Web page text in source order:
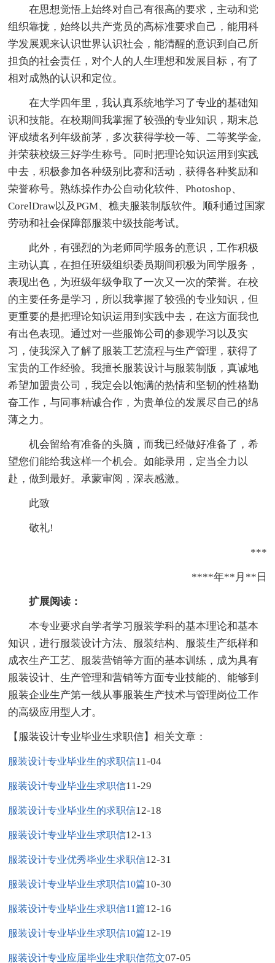
在思想觉悟上始终对自己有很高的要求，主动和党
组织靠拢，始终以共产党员的高标准要求自己，能用科
学发展观来认识世界认识社会，能清醒的意识到自己所
担负的社会责任，对个人的人生理想和发展目标，有了
相对成熟的认识和定位。
在大学四年里，我认真系统地学习了专业的基础知
识和技能。在校期间我掌握了较强的专业知识，期末总
评成绩名列年级前茅，多次获得学校一等、二等奖学金,
并荣获校级三好学生称号。同时把理论知识运用到实践
中去，积极参加各种级别比赛和活动，获得各种奖励和
荣誉称号。熟练操作办公自动化软件、Photoshop、
CorelDraw以及PGM、樵夫服装制版软件。顺利通过国家
劳动和社会保障部服装中级技能考试。
此外，有强烈的为老师同学服务的意识，工作积极
主动认真，在担任班级组织委员期间积极为同学服务，
表现出色，为班级年级争取了一次又一次的荣誉。在校
的主要任务是学习，所以我掌握了较强的专业知识，但
更重要的是把理论知识运用到实践中去，在这方面我也
有出色表现。通过对一些服饰公司的参观学习以及实
习，使我深入了解了服装工艺流程与生产管理，获得了
宝贵的工作经验。我擅长服装设计与服装制版，真诚地
希望加盟贵公司，我定会以饱满的热情和坚韧的性格勤
奋工作，与同事精诚合作，为贵单位的发展尽自己的绵
薄之力。
机会留给有准备的头脑，而我已经做好准备了，希
望您们能给我这样一个机会。如能录用，定当全力以
赴，做到最好。承蒙审阅，深表感激。
此致
敬礼!
***
****年**月**日
扩展阅读：
本专业要求自学者学习服装学科的基本理论和基本
知识，进行服装设计方法、服装结构、服装生产纸样和
成衣生产工艺、服装营销等方面的基本训练，成为具有
服装设计、生产管理和营销等方面专业技能的、能够到
服装企业生产第一线从事服装生产技术与管理岗位工作
的高级应用型人才。
【服装设计专业毕业生求职信】相关文章：
服装设计专业毕业生的求职信11-04
服装设计专业毕业生求职信11-29
服装设计专业毕业生的求职信12-18
服装设计专业毕业生求职信12-13
服装设计专业优秀毕业生求职信12-31
服装设计专业毕业生求职信10篇10-30
服装设计专业毕业生求职信11篇12-16
服装设计专业毕业生求职信10篇12-19
服装设计专业应届毕业生求职信范文07-05